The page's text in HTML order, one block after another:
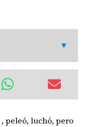
, peleó, luchó, pero